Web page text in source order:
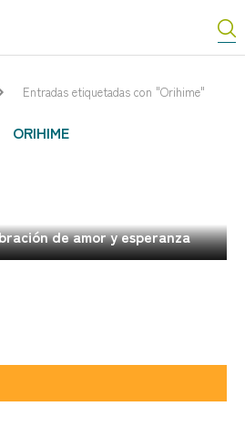
Entradas etiquetadas con "Orihime"
ORIHIME
de amor y esperanza